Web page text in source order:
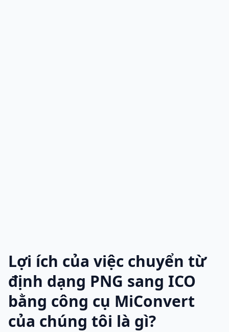
Lợi ích của việc chuyển từ
định dạng PNG sang ICO
bằng công cụ MiConvert
của chúng tôi là gì?